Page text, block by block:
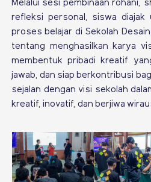
Melalui sesi pembinaan rohani,
refleksi personal, siswa diajak
proses belajar di Sekolah
tentang menghasilkan karya
membentuk pribadi kreatif
jawab, dan siap berkontribusi
sejalan dengan visi sekolah
kreatif, inovatif, dan berjiwa